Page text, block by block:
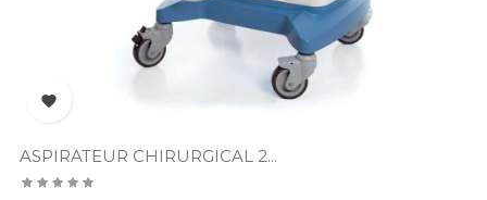

ASPIRATEUR CHIRURGICAL 2...